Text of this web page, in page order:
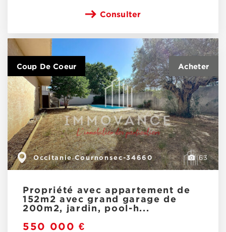
Consulter
63
Occitanie,Cournonsec-34660
Coup De Coeur
Propriété avec appartement de
152m2 avec grand garage de
200m2, jardin, pool-h...
550 000 €